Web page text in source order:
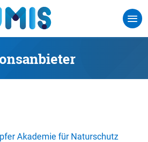
Akademie für Naturschutz